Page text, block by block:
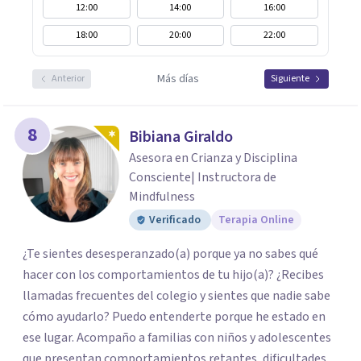
12:00 14:00
16:00
18:00
20:00 22:00
Anterior Más días Siguiente
8 Bibiana Giraldo
Asesora en Crianza y Disciplina
Consciente| Instructora de
Mindfulness
Verificado Terapia Online
¿Te sientes desesperanzado(a) porque ya no sabes qué
hacer con los comportamientos de tu hijo(a)? ¿Recibes
llamadas frecuentes del colegio y sientes que nadie sabe
cómo ayudarlo? Puedo entenderte porque he estado en
ese lugar. Acompaño a familias con niños y adolescentes